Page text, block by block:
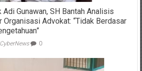
Gunawan, SH Bantah Analisis
Organisasi Advokat: “Tidak Berdasar
0